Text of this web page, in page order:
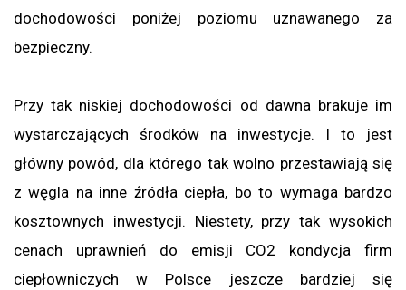
dochodowości poniżej poziomu uznawanego za
bezpieczny.
Przy tak niskiej dochodowości od dawna brakuje im
wystarczających środków na inwestycje. I to jest
główny powód, dla którego tak wolno przestawiają się
z węgla na inne źródła ciepła, bo to wymaga bardzo
kosztownych inwestycji. Niestety, przy tak wysokich
cenach uprawnień do emisji CO2 kondycja firm
ciepłowniczych w Polsce jeszcze bardziej się